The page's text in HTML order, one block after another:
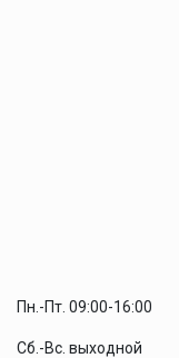
Пн.-Пт. 09:00-16:00
Сб.-Вс. выходной